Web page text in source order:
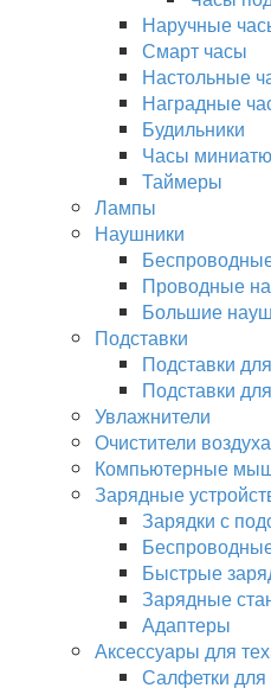
Наручные
Смарт часы
Настольные
Наградные
Будильники
Часы
Таймеры
Лампы
Наушники
Проводные
Большие
Подставки
Подставки
Подставки
Увлажнители
Очистители воздуха
Компьютерные
Зарядные
Зарядки с
Быстрые
Зарядные
Адаптеры
Аксессуары для
Салфетки для